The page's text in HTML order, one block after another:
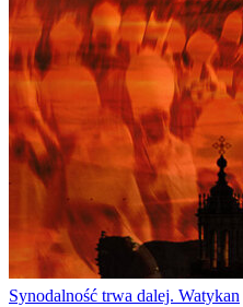
Synodalność trwa dalej. Watykan